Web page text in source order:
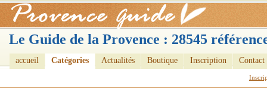
Le Guide de la Provence : 28545
accueil Catégories Actualités Boutique Inscription Contact